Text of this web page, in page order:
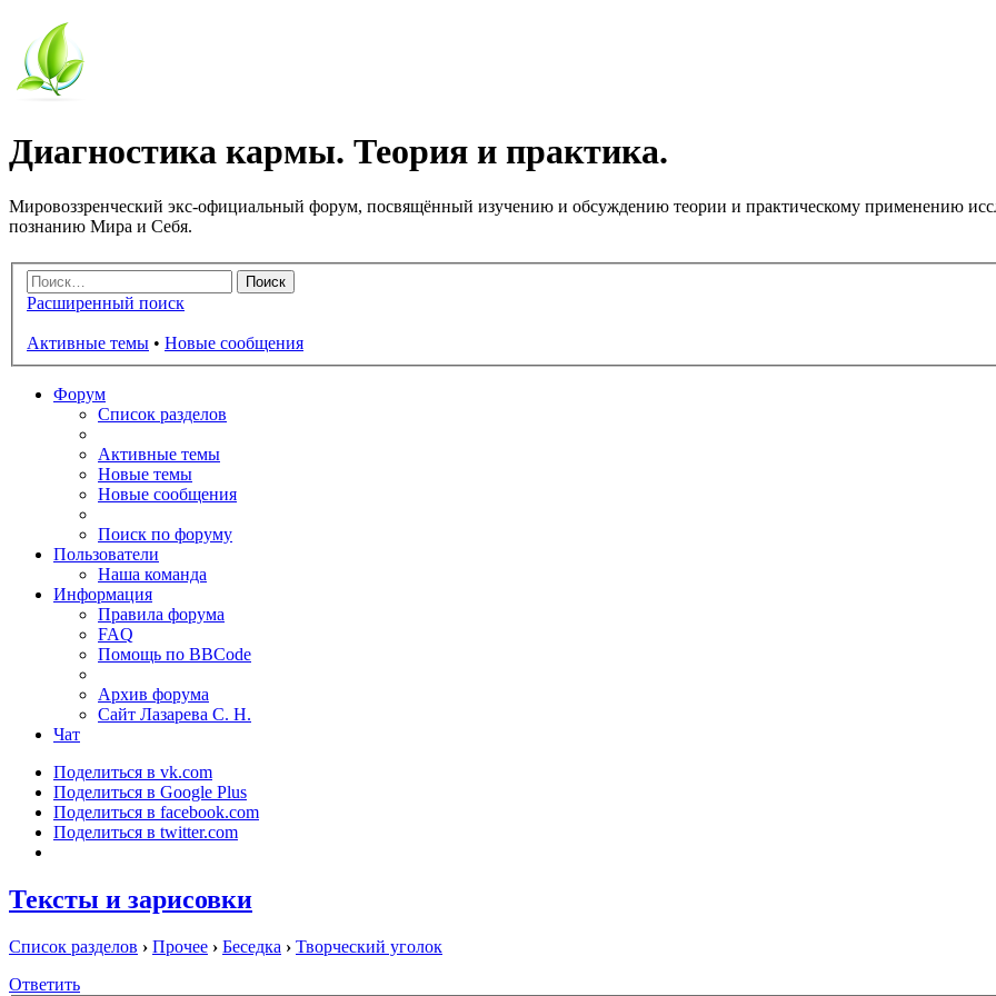
Диагностика кармы. Теория и практика.
Мировоззренческий экс-официальный форум, посвящённый изучению и обсуждению теории и практическому применению
познанию Мира и Себя.
Расширенный поиск
Активные темы • Новые сообщения
Форум
Список разделов
Активные темы
Новые темы
Новые сообщения
Поиск по форуму
Пользователи
Наша команда
Информация
Правила форума
FAQ
Помощь по BBCode
Архив форума
Сайт Лазарева С. Н.
Чат
Поделиться в vk.com
Поделиться в Google Plus
Поделиться в facebook.com
Поделиться в twitter.com
Тексты и зарисовки
Список разделов › Прочее › Беседка › Творческий уголок
Ответить